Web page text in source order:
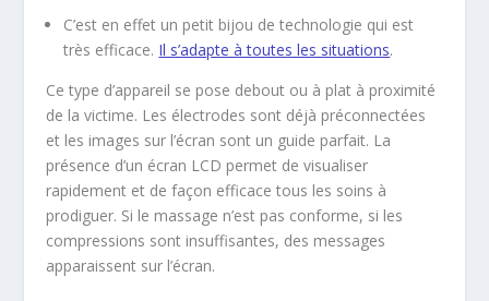
C’est en effet un petit bijou de technologie qui est
très efficace. Il s’adapte à toutes les situations.
Ce type d’appareil se pose debout ou à plat à proximité
de la victime. Les électrodes sont déjà préconnectées
et les images sur l’écran sont un guide parfait. La
présence d’un écran LCD permet de visualiser
rapidement et de façon efficace tous les soins à
prodiguer. Si le massage n’est pas conforme, si les
compressions sont insuffisantes, des messages
apparaissent sur l’écran.